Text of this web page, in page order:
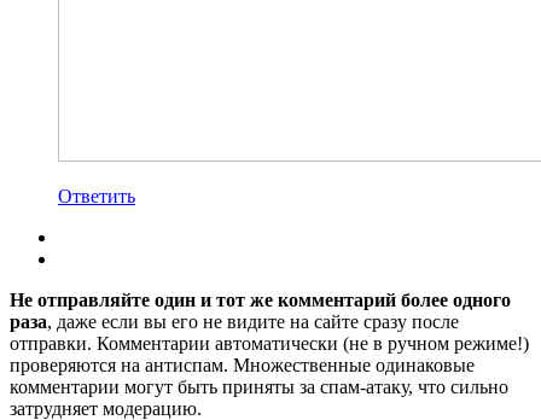
Ответить
Не отправляйте один и тот же комментарий более одного
раза, даже если вы его не видите на сайте сразу после
отправки. Комментарии автоматически (не в ручном режиме!)
проверяются на антиспам. Множественные одинаковые
комментарии могут быть приняты за спам-атаку, что сильно
затрудняет модерацию.